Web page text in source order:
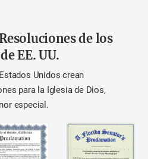
de los
EE. UU.
Unidos crean
para la Iglesia de Dios,
especial.